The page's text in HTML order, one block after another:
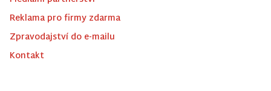
Reklama pro firmy zdarma
Zpravodajství do e-mailu
Kontakt